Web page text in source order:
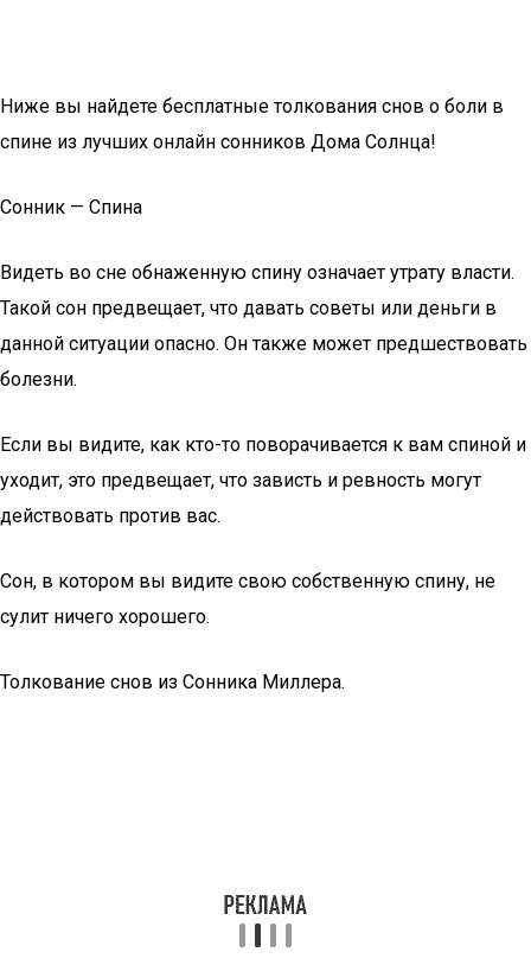
Ниже вы найдете бесплатные толкования снов о боли в
спине из лучших онлайн сонников Дома Солнца!
Сонник — Спина
Видеть во сне обнаженную спину означает утрату власти.
Такой сон предвещает, что давать советы или деньги в
данной ситуации опасно. Он также может предшествовать
болезни.
Если вы видите, как кто-то поворачивается к вам спиной и
уходит, это предвещает, что зависть и ревность могут
действовать против вас.
Сон, в котором вы видите свою собственную спину, не
сулит ничего хорошего.
Толкование снов из Сонника Миллера.